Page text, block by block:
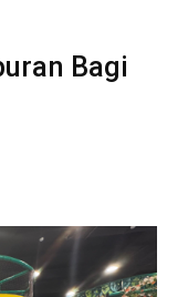
Bagi